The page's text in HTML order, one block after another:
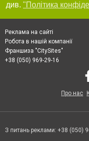
див. "Політика
Реклама на сайті
Робота в нашій компанії
Франшиза "CitySites"
+38 (050) 969-29-16
Про нас
З питань реклами: +38 (050)